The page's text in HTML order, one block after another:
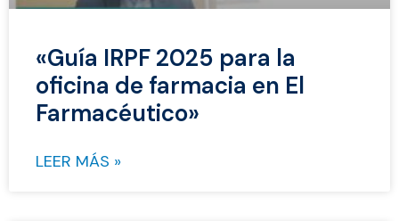
«Guía IRPF 2025 para la
oficina de farmacia en El
Farmacéutico»
LEER MÁS »